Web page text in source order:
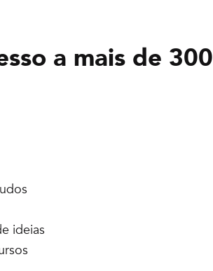
a mais de 300
ideias